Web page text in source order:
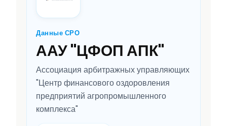
Данные СРО
ААУ "ЦФОП АПК"
Ассоциация арбитражных управляющих
"Центр финансового оздоровления
предприятий агропромышленного
комплекса"